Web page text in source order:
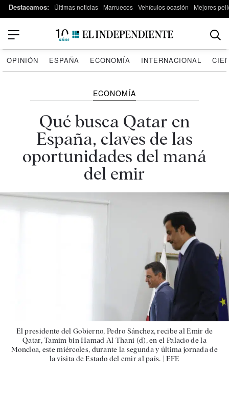
Destacamos: Últimas noticias Marruecos Vehículos ocasión Mejores
OPINIÓN ESPAÑA ECONOMÍA INTERNACIONAL
ECONOMÍA
Qué busca Qatar en
España, claves de las
oportunidades del maná
del emir
El presidente del Gobierno, Pedro Sánchez, recibe al Emir de
Qatar, Tamim bin Hamad Al Thani (d), en el Palacio de la
Moncloa, este miércoles, durante la segunda y última jornada de
la visita de Estado del emir al país. | EFE